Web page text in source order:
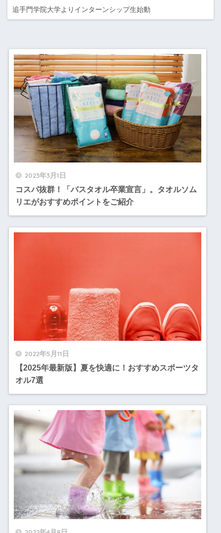
追手門学院大学よりインターンシップ生始動
2023年3月1日
コスパ抜群！「バスタオル卒業宣言」。タオルソム
リエがおすすめポイントをご紹介
2022年5月11日
【2025年最新版】夏を快適に！おすすめスポーツタ
オル7選